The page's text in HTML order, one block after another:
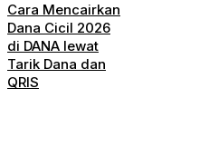
Cara Mencairkan
Dana Cicil 2026
di DANA lewat
Tarik Dana dan
QRIS